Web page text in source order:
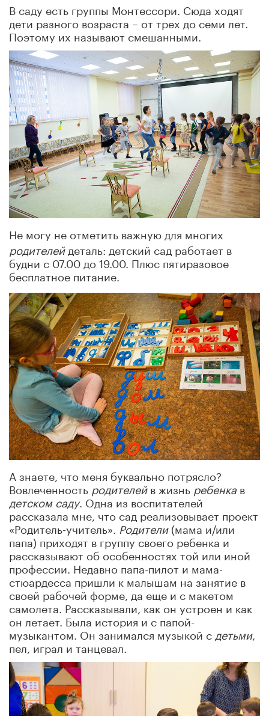
В саду есть группы Монтессори. Сюда ходят
дети разного возраста – от трех до семи лет.
Поэтому их называют смешанными.
Не могу не отметить важную для многих
родителейдеталь: детский сад работает в
будни с 07.00 до 19.00. Плюс пятиразовое
бесплатное питание.
А знаете, что меня буквально потрясло?
Вовлеченность родителейв жизнь ребенка в
детском саду. Одна из воспитателей
рассказала мне, что сад реализовывает проект
«Родитель-учитель». Родители(мама и/или
папа) приходят в группу своего ребенка и
рассказывают об особенностях той или иной
профессии. Недавно папа-пилот и мама-
стюардесса пришли к малышам на занятие в
своей рабочей форме, да еще и с макетом
самолета. Рассказывали, как он устроен и как
он летает. Была история и с папой-
музыкантом. Он занимался музыкой с детьми,
пел, играл и танцевал.